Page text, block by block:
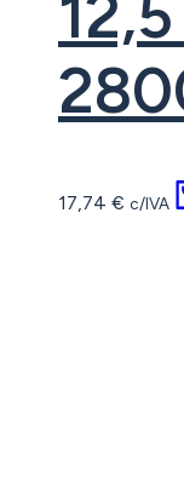
17,74 € c/IVA